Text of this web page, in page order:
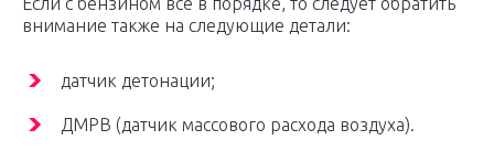
внимание также на следующие детали:
датчик детонации;
ДМРВ (датчик массового расхода воздуха).